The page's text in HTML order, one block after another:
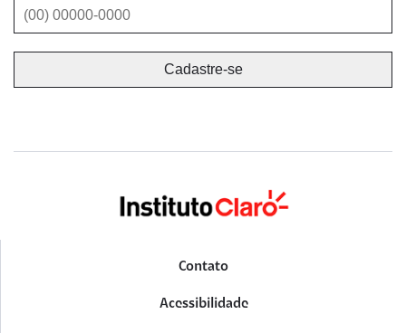
Contato
Acessibilidade